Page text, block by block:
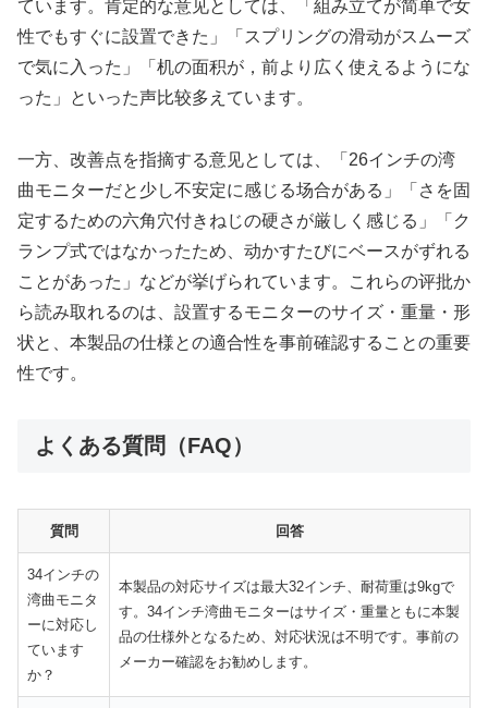
ています。肯定的な意见としては、「組み立てが简单で女
性でもすぐに設置できた」「スプリングの滑动がスムーズ
で気に入った」「机の面积が，前より広く使えるようにな
った」といった声比较多えています。
一方、改善点を指摘する意见としては、「26インチの湾
曲モニターだと少し不安定に感じる场合がある」「さを固
定するための六角穴付きねじの硬さが厳しく感じる」「ク
ランプ式ではなかったため、动かすたびにベースがずれる
ことがあった」などが挙げられています。これらの评批か
ら読み取れるのは、設置するモニターのサイズ・重量・形
状と、本製品の仕様との適合性を事前確認することの重要
性です。
よくある質問（FAQ）
質問 回答
34インチの
湾曲モニタ
ーに対応し
ています
か？
本製品の対応サイズは最大32インチ、耐荷重は9kgで
す。34インチ湾曲モニターはサイズ・重量ともに本製
品の仕様外となるため、対応状況は不明です。事前の
メーカー確認をお勧めします。